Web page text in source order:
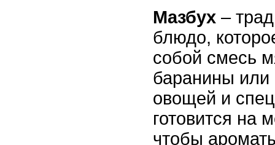
Мазбух –
блюдо,
собой смесь
баранины или
овощей и
готовится на
чтобы